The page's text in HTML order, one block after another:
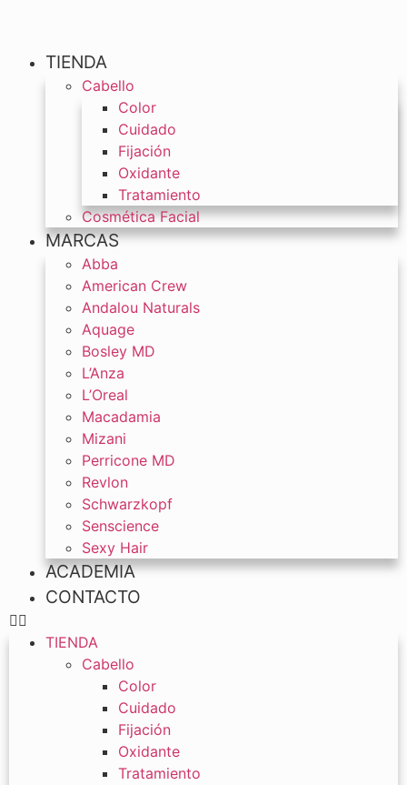
TIENDA
Cabello
Color
Cuidado
Fijación
Oxidante
Tratamiento
Cosmética Facial
MARCAS
Abba
American Crew
Andalou Naturals
Aquage
Bosley MD
L’Anza
L’Oreal
Macadamia
Mizani
Perricone MD
Revlon
Schwarzkopf
Senscience
Sexy Hair
ACADEMIA
CONTACTO
TIENDA
Cabello
Color
Cuidado
Fijación
Oxidante
Tratamiento